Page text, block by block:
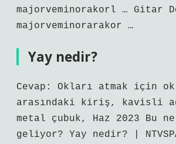
majorveminorakorl … Gitar
majorveminorarakor …
Yay nedir?
Cevap: Okları atmak için
arasındaki kiriş, kavisli
metal çubuk, Haz 2023 Bu ne
geliyor? Yay nedir? |